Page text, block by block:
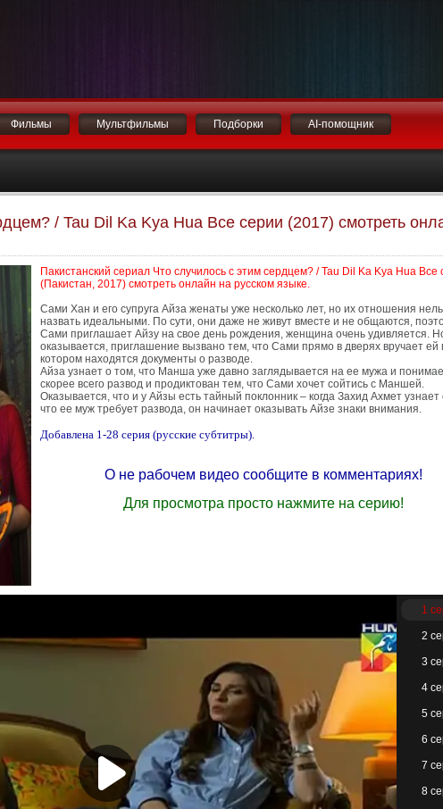
Фильмы Мультфильмы Подборки AI-помощник
/ Tau Dil Ka Kya Hua Все серии (2017) смотреть
Пакистанский сериал Что случилось с этим сердцем? / Tau Dil Ka Kya Hua Все
(Пакистан, 2017) смотреть онлайн на русском языке.
Сами Хан и его супруга Айза женаты уже несколько лет, но их отношения
назвать идеальными. По сути, они даже не живут вместе и не общаются,
Сами приглашает Айзу на свое день рождения, женщина очень удивляется.
оказывается, приглашение вызвано тем, что Сами прямо в дверях вручает ей
котором находятся документы о разводе.
Айза узнает о том, что Манша уже давно заглядывается на ее мужа и
скорее всего развод и продиктован тем, что Сами хочет сойтись с Маншей.
Оказывается, что и у Айзы есть тайный поклонник – когда Захид Ахмет узнает
что ее муж требует развода, он начинает оказывать Айзе знаки внимания.
Добавлена 1-28 серия (русские субтитры).
О не рабочем видео сообщите в комментариях!
Для просмотра просто нажмите на серию!
1
2
3
4
5
6
7
8